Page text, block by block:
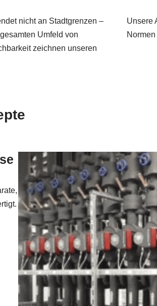
nicht an Stadtgrenzen –
Umfeld von
zeichnen unseren
Unsere